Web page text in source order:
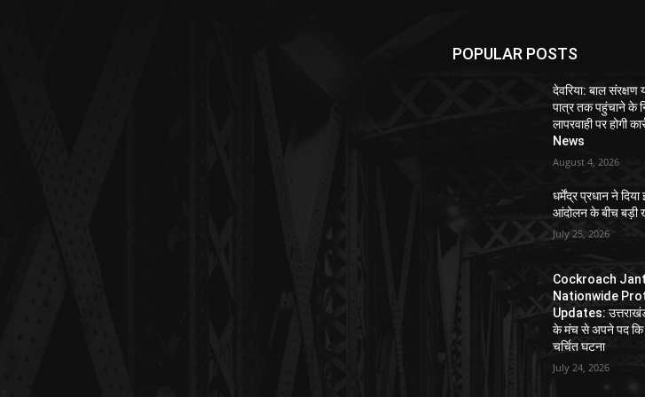
POPULAR POSTS
देवरिया: बाल
पात्र तक पहुंचाने के
लापरवाही पर होगी
News
August 4, 2026
धर्मेंद्र प्रधान ने
आंदोलन के बीच बड़ी
July 25, 2026
Cockroach
Nationwide
Updates:
के मंच से अपने पद कि
चर्चित घटना
July 24, 2026